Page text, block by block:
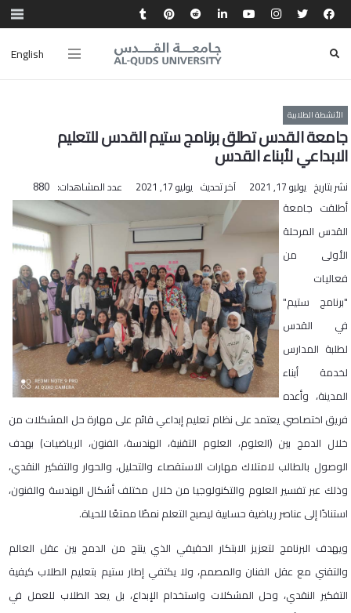
English
الأنشطة الطلابية
جامعة القدس تطلق برنامج ستيم القدس للتعليم
الابداعي لأبناء القدس
نشر بتاريخ يوليو 17, 2021 آخر تحديث يوليو 17, 2021 عدد المشاهدات: 880
أطلقت جامعة
القدس المرحلة
الأولى من
فعاليات
"برنامج ستيم"
في القدس
لطلبة المدارس
لخدمة أبناء
المدينة، وأعده
فريق اختصاصي يعتمد على نظام تعليم إبداعي قائم على مهارة حل المشكلات من
خلال الدمج بين (العلوم، العلوم التقنية، الهندسة، الفنون، الرياضيات) بهدف
الوصول بالطالب لامتلاك مهارات الاستقصاء والتحليل، والحوار والتفكير النقدي،
وذلك عبر تفسير العلوم والتكنولوجيا من خلال مختلف أشكال الهندسة والفنون،
استنادًا إلى عناصر رياضية حسابية ليصبح التعلم نمطًا ممتعًا للحياة.
ويهدف البرنامج لتعزيز الابتكار الحقيقي الذي ينتج من الدمج بين عقل العالم
والتقني مع عقل الفنان والمصمم، ولا يكتفي إطار ستيم بتعليم الطلاب كيفية
التفكير النقدي، وحل المشكلات واستخدام الإبداع، بل يعد الطلاب للعمل في